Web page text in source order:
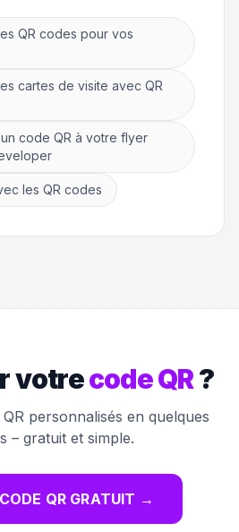
QR codes pour vos
cartes de visite avec QR
code QR à votre flyer
les QR codes
votrecode QR?
personnalisés en quelques
– gratuit et simple.
QR GRATUIT →